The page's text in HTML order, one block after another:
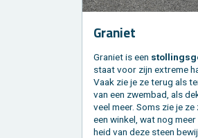
Gra­niet
Gra­niet is een
staat voor zijn ex­tre­me
Vaak zie je ze terug als
van een zwem­bad, als
veel meer. Soms zie je
een win­kel, wat nog
heid van deze steen